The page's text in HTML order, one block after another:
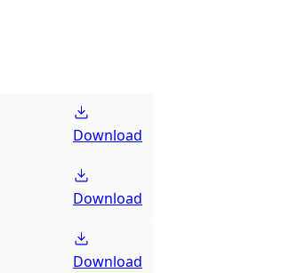
Download
Download
Download